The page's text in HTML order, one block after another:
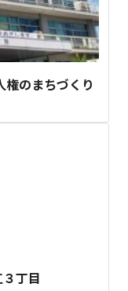
のまちづくり
生江３丁目